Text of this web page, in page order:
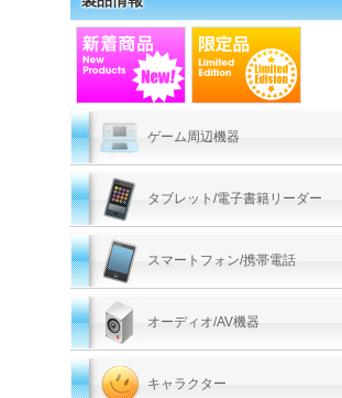
ゲーム周辺機器
タブレット/電子書籍リーダー
スマートフォン/携帯電話
オーディオ/AV機器
キャラクター